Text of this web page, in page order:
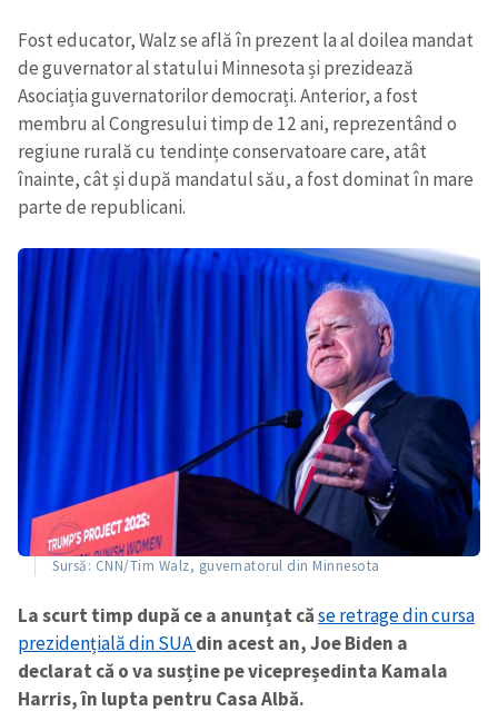
Trimite o informație
Despre ZdG
in English
на русском
Fost educator, Walz se află în prezent la al doilea mandat
de guvernator al statului Minnesota și prezidează
Asociația guvernatorilor democrați. Anterior, a fost
membru al Congresului timp de 12 ani, reprezentând o
regiune rurală cu tendințe conservatoare care, atât
înainte, cât și după mandatul său, a fost dominat în mare
parte de republicani.
Sursă: CNN/Tim Walz, guvernatorul din Minnesota
La scurt timp după ce a anunțat căse retrage din cursa
prezidențială din SUAdin acest an, Joe Biden a
declarat că o va susține pe vicepreședinta Kamala
Harris, în lupta pentru Casa Albă.